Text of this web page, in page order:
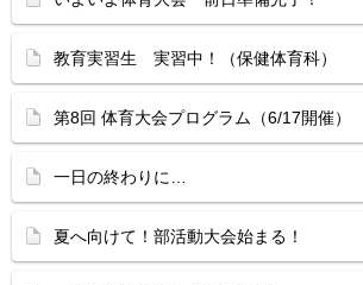
教育実習生 実習中！（保健体育科）
第8回 体育大会プログラム（6/17開催）
一日の終わりに…
夏へ向けて！部活動大会始まる！